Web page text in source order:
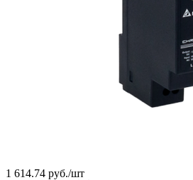
1 614.74 руб./шт